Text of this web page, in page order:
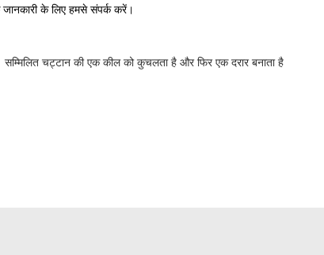
के लिए हमसे संपर्क करें।
सम्मिलित चट्टान की एक कील को कुचलता है और फिर एक दरार बनाता है